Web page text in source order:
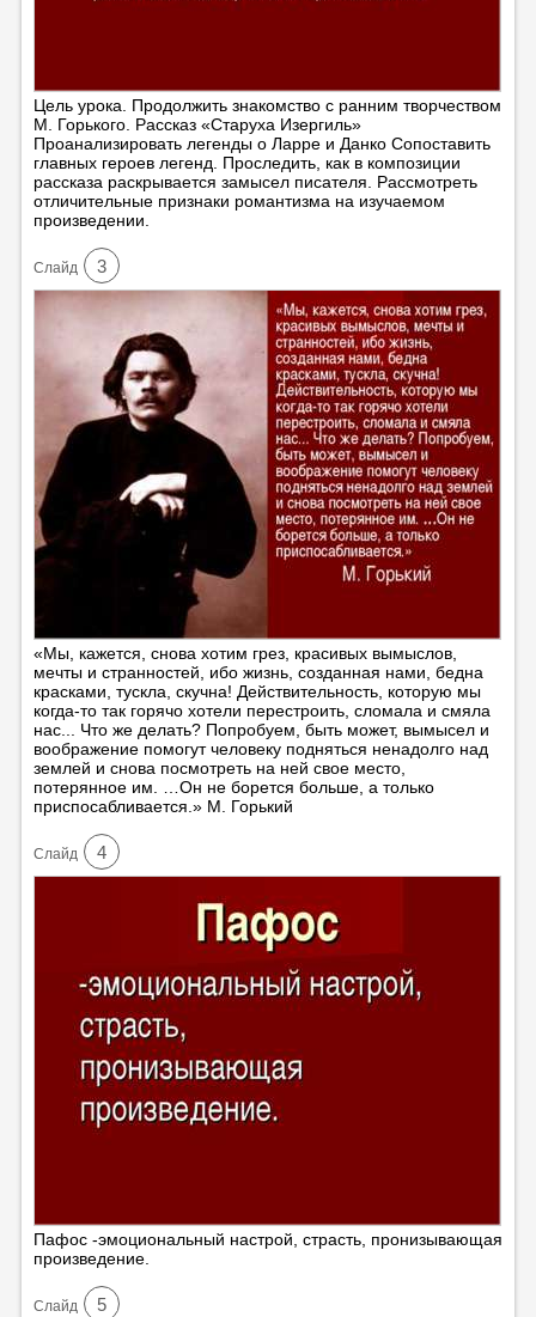
Цель урока. Продолжить знакомство с ранним творчеством
М. Горького. Рассказ «Старуха Изергиль»
Проанализировать легенды о Ларре и Данко Сопоставить
главных героев легенд. Проследить, как в композиции
рассказа раскрывается замысел писателя. Рассмотреть
отличительные признаки романтизма на изучаемом
произведении.
Cлайд 3
«Мы, кажется, снова хотим грез, красивых вымыслов,
мечты и странностей, ибо жизнь, созданная нами, бедна
красками, тускла, скучна! Действительность, которую мы
когда-то так горячо хотели перестроить, сломала и смяла
нас... Что же делать? Попробуем, быть может, вымысел и
воображение помогут человеку подняться ненадолго над
землей и снова посмотреть на ней свое место,
потерянное им. …Он не борется больше, а только
приспосабливается.» М. Горький
Cлайд 4
Пафос -эмоциональный настрой, страсть, пронизывающая
произведение.
Cлайд 5